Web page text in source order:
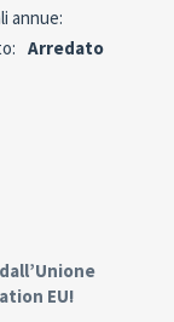
annue:
Arredato
EU!